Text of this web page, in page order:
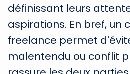
définissant leurs
aspirations. En bref, un
freelance permet
malentendu ou conflit